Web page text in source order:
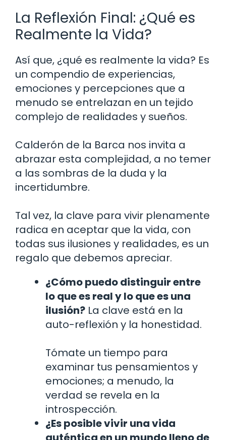
La Reflexión Final: ¿Qué es
Realmente la Vida?
Así que, ¿qué es realmente la vida? Es
un compendio de experiencias,
emociones y percepciones que a
menudo se entrelazan en un tejido
complejo de realidades y sueños.
Calderón de la Barca nos invita a
abrazar esta complejidad, a no temer
a las sombras de la duda y la
incertidumbre.
Tal vez, la clave para vivir plenamente
radica en aceptar que la vida, con
todas sus ilusiones y realidades, es un
regalo que debemos apreciar.
¿Cómo puedo distinguir entre
lo que es real y lo que es una
ilusión? La clave está en la
auto-reflexión y la honestidad.
Tómate un tiempo para
examinar tus pensamientos y
emociones; a menudo, la
verdad se revela en la
introspección.
¿Es posible vivir una vida